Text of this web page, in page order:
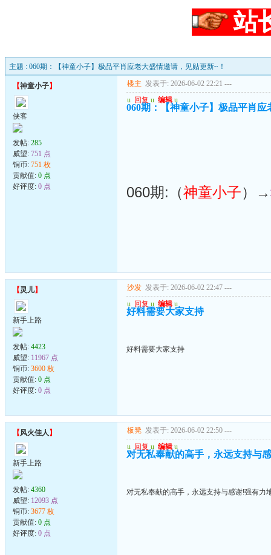
站
主题 : 060期：【神童小子】极品平肖应老大盛情邀请，见贴更新~！
【神童小子】
侠客
发帖: 285
威望: 751 点
铜币: 751 枚
贡献值: 0 点
好评度: 0 点
楼主 发表于: 2026-06-02 22:21 ---
u 回复 u 编辑 u
060期：【神童小子】极品平肖
060期:（神童小子）→
【灵儿】
新手上路
发帖: 4423
威望: 11967 点
铜币: 3600 枚
贡献值: 0 点
好评度: 0 点
沙发 发表于: 2026-06-02 22:47 ---
u 回复 u 编辑 u
好料需要大家支持
好料需要大家支持
【风火佳人 】
新手上路
发帖: 4360
威望: 12093 点
铜币: 3677 枚
贡献值: 0 点
好评度: 0 点
板凳 发表于: 2026-06-02 22:50 ---
u 回复 u 编辑 u
对无私奉献的高手，永远支持与
对无私奉献的高手，永远支持与感谢!强有力